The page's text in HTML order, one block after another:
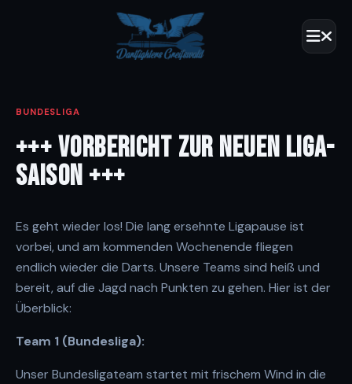
BUNDESLIGA
+++ VORBERICHT ZUR NEUEN LIGA-
SAISON +++
Es geht wieder los! Die lang ersehnte Ligapause ist
vorbei, und am kommenden Wochenende fliegen
endlich wieder die Darts. Unsere Teams sind heiß und
bereit, auf die Jagd nach Punkten zu gehen. Hier ist der
Überblick:
Team 1 (Bundesliga):
Unser Bundesligateam startet mit frischem Wind in die